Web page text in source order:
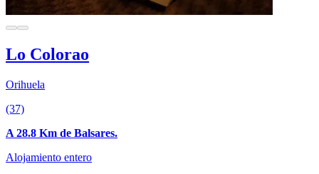
Lo Colorao
Orihuela
(37)
A 28.8 Km de Balsares.
Alojamiento entero